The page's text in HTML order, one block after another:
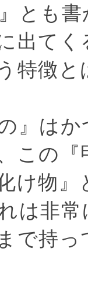
とも
出てく
特徴
』は
この
け物
は非
で持